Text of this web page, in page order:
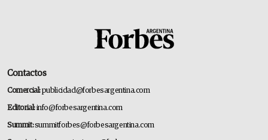
Contactos
Comercial:publicidad@forbesargentina.com
Editorial:info@forbesargentina.com
Summit:summitforbes@forbesargentina.com